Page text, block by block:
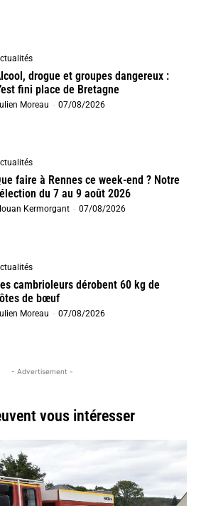
drogue et groupes dangereux :
fini place de Bretagne
Moreau - 07/08/2026
faire à Rennes ce week-end ? Notre
du 7 au 9 août 2026
Kermorgant - 07/08/2026
cambrioleurs dérobent 60 kg de
de bœuf
Moreau - 07/08/2026
- Advertisement -
vous intéresser